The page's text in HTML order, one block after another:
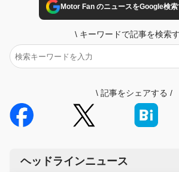
Motor Fan のニュースをGoogle検
\ キーワードで記事を検索
\ 記事をシェアする /
ヘッドラインニュース